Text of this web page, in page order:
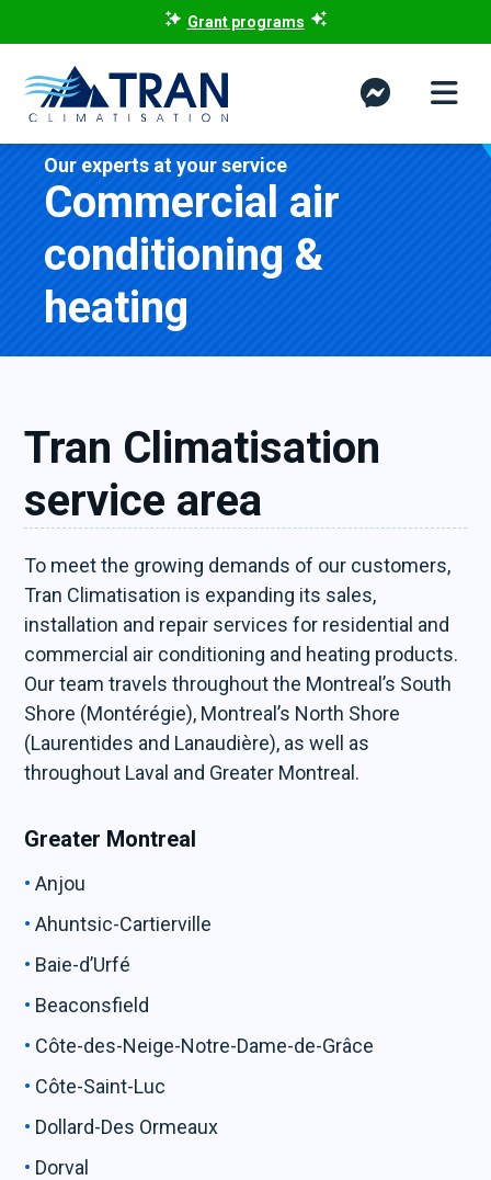
Grant programs
Our experts at your service
Commercial air
conditioning &
heating
Tran Climatisation
service area
To meet the growing demands of our customers,
Tran Climatisation is expanding its sales,
installation and repair services for residential and
commercial air conditioning and heating products.
Our team travels throughout the Montreal’s South
Shore (Montérégie), Montreal’s North Shore
(Laurentides and Lanaudière), as well as
throughout Laval and Greater Montreal.
Greater Montreal
Anjou
Ahuntsic-Cartierville
Baie-d’Urfé
Beaconsfield
Côte-des-Neige-Notre-Dame-de-Grâce
Côte-Saint-Luc
Dollard-Des Ormeaux
Dorval